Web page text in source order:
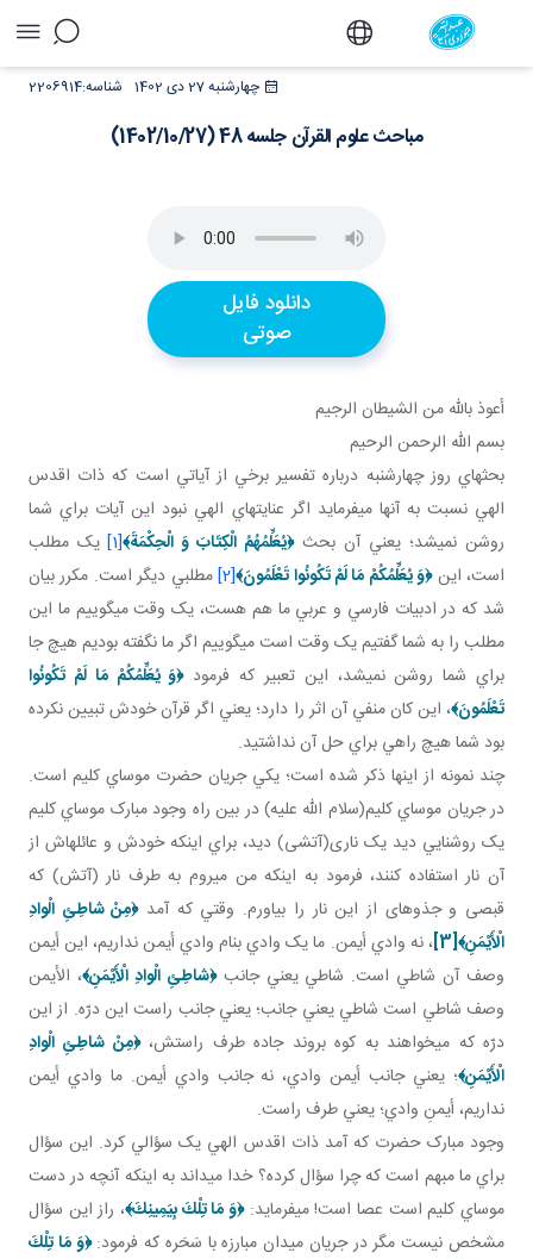
مباحث علوم القرآن جلسه 48 (1402/10/27) - دفترچهارشنبه 27 دی 1402 2206914شناسه:
مباحث علوم القرآن جلسه 48 (1402/10/27)
دانلود فایل
صوتی
أعوذ بالله من الشيطان الرجيم
بسم الله الرحمن الرحيم
بحث هاي روز چهارشنبه درباره تفسير برخي از آياتي است که ذات اقدس
الهي نسبت به آنها مي فرمايد اگر عنايت هاي الهي نبود اين آيات براي شما
روشن نمي شد؛ يعني آن بحث﴿يُعَلِّمُهُمُ الْكِتَابَ وَ الْحِكْمَةَ﴾[1]
يک مطلب
است، اين﴿وَ يُعَلِّمُكُمْ مَا لَمْ تَكُونُوا تَعْلَمُونَ﴾[2] مطلبي ديگر است. مکرر بيان
شد که در ادبيات فارسي و عربي ما هم هست، يک وقت مي گوييم ما اين
مطلب را به شما گفتيم يک وقت است مي گوييم اگر ما نگفته بوديم هيچ جا
براي شما روشن نمي شد، اين تعبير که فرمود﴿وَ يُعَلِّمُكُمْ مَا لَمْ تَكُونُوا
تَعْلَمُونَ﴾، اين کان منفي آن اثر را دارد؛ يعني اگر قرآن خودش تبيين نکرده
بود شما هيچ راهي براي حل آن نداشتيد.
چند نمونه از اينها ذکر شده است؛ يکي جريان حضرت موساي کليم است.
در جريان موساي کليم(سلام الله عليه) در بين راه وجود مبارک موساي کليم
يک روشنايي ديد يک ناری(آتشی) ديد، براي اينکه خودش و عائله اش از
آن نار استفاده کنند، فرمود به اينکه من مي روم به طرف نار (آتش) که
قبصی و جذوه­ای از اين نار را بياورم. وقتي که آمد﴿مِنْ شاطِئِ الْوادِ
الْأَيْمَنِ‏﴾[3]
، نه وادي أيمن. ما يک وادي بنام وادي أيمن نداريم، اين أيمن
وصف آن شاطي است. شاطي يعني جانب﴿شاطِئِ الْوادِ الْأَيْمَنِ‏﴾، الأيمن
وصف شاطي است شاطي يعني جانب؛ يعني جانب راست اين درّه. از اين
درّه که مي خواهند به کوه بروند جاده طرف راستش،﴿مِنْ شاطِئِ الْوادِ
الْأَيْمَنِ‏﴾؛ يعني جانب أيمن وادي، نه جانب وادي أيمن. ما وادي أيمن
نداريم، أيمنِ وادي؛ يعني طرف راست.
وجود مبارک حضرت که آمد ذات اقدس الهي يک سؤالي کرد. اين سؤال
براي ما مبهم است که چرا سؤال کرده؟ خدا مي داند به اينکه آنچه در دست
موساي کليم است عصا است! مي فرمايد:﴿وَ مَا تِلْكَ بِيَمِينِكَ﴾، راز اين سؤال
مشخص نيست مگر در جريان ميدان مبارزه با سَحَره که فرمود:﴿وَ مَا تِلْكَ